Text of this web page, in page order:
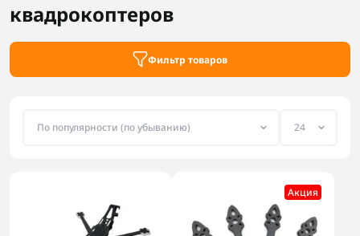
квадрокоптеров
Фильтр товаров
Акция